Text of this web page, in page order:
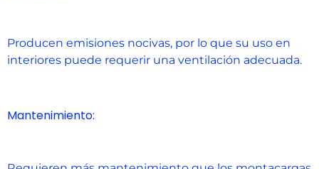
Producen emisiones nocivas, por lo que su uso en
interiores puede requerir una ventilación adecuada.
Mantenimiento: